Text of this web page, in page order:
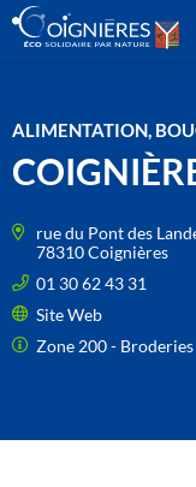
ALIMENTATION,
rue du Pont des
78310 Coignières
01 30 62 43 31
Site Web
Zone 200 - Broderies